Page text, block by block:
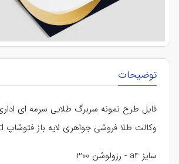
توضیحات
فایل طرح نمونه سربرگ طلایی سرمه ای
وکالت طلا فروشی جواهری لایه باز فتوشاپ psd
سایز a4 - رزولوشن 300